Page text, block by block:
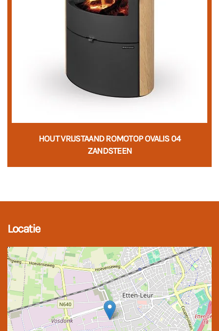
HOUT VRIJSTAAND ROMOTOP OVALIS 04
ZANDSTEEN
Locatie